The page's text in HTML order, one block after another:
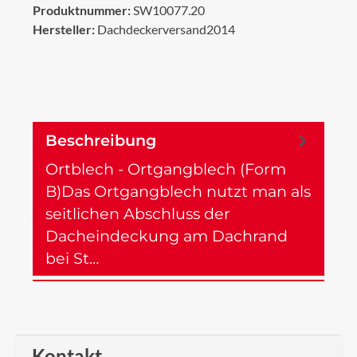
Produktnummer:SW10077.20
Hersteller: Dachdeckerversand2014
Beschreibung
Ortblech - Ortgangblech (Form
B)Das Ortgangblech nutzt man als
seitlichen Abschluss der
Dacheindeckung am Dachrand
bei St…